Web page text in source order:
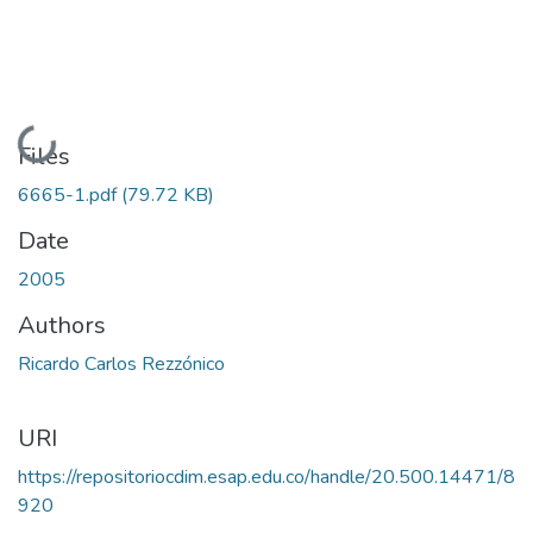
Loading...
Files
6665-1.pdf(79.72 KB)
Date
2005
Authors
Ricardo Carlos Rezzónico
URI
https://repositoriocdim.esap.edu.co/handle/20.500.14471/8
920